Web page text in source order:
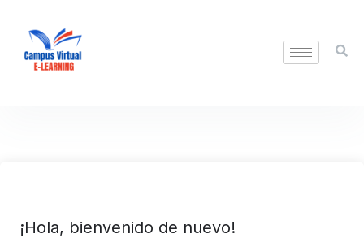
¡Hola, bienvenido de nuevo!